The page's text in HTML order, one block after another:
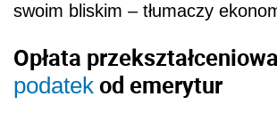
swoim bliskim – tłumaczy
Opłata
podatek od emerytur